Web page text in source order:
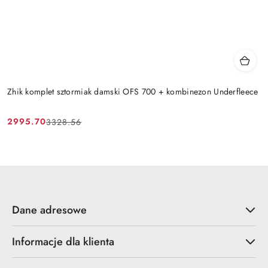
Zhik komplet sztormiak damski OFS 700 + kombinezon Underfleece
Cena
2995.70
Cena
3328.56
Dane adresowe
Informacje dla klienta